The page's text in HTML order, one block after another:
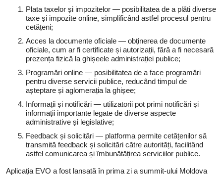
Plata taxelor și impozitelor — posibilitatea de a plăti diverse
taxe și impozite online, simplificând astfel procesul pentru
cetățeni;
Acces la documente oficiale — obținerea de documente
oficiale, cum ar fi certificate și autorizații, fără a fi necesară
prezența fizică la ghișeele administrației publice;
Programări online — posibilitatea de a face programări
pentru diverse servicii publice, reducând timpul de
așteptare și aglomerația la ghișee;
Informații și notificări — utilizatorii pot primi notificări și
informații importante legate de diverse aspecte
administrative și legislative;
Feedback și solicitări — platforma permite cetățenilor să
transmită feedback și solicitări către autorități, facilitând
astfel comunicarea și îmbunătățirea serviciilor publice.
Aplicația EVO a fost lansată în prima zi a summit-ului Moldova